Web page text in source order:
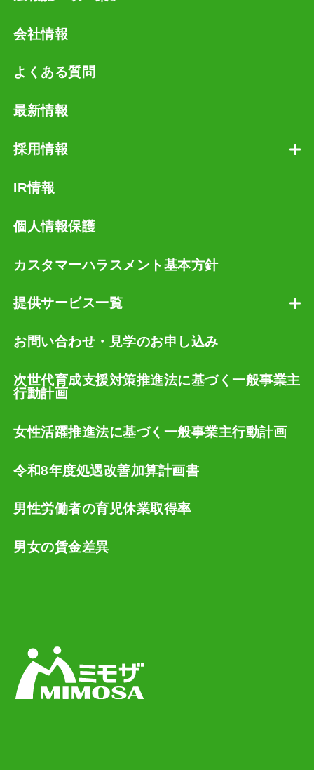
会社情報
よくある質問
最新情報
採用情報
IR情報
個人情報保護
カスタマーハラスメント基本方針
提供サービス一覧
お問い合わせ・見学のお申し込み
次世代育成支援対策推進法に基づく一般事業主
行動計画
女性活躍推進法に基づく一般事業主行動計画
令和8年度処遇改善加算計画書
男性労働者の育児休業取得率
男女の賃金差異